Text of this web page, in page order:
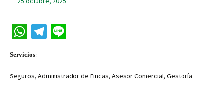
W
h
at
sA
Te
a
Servicios:
Seguros, Administrador de Fincas, Asesor Comercial, Gestoría